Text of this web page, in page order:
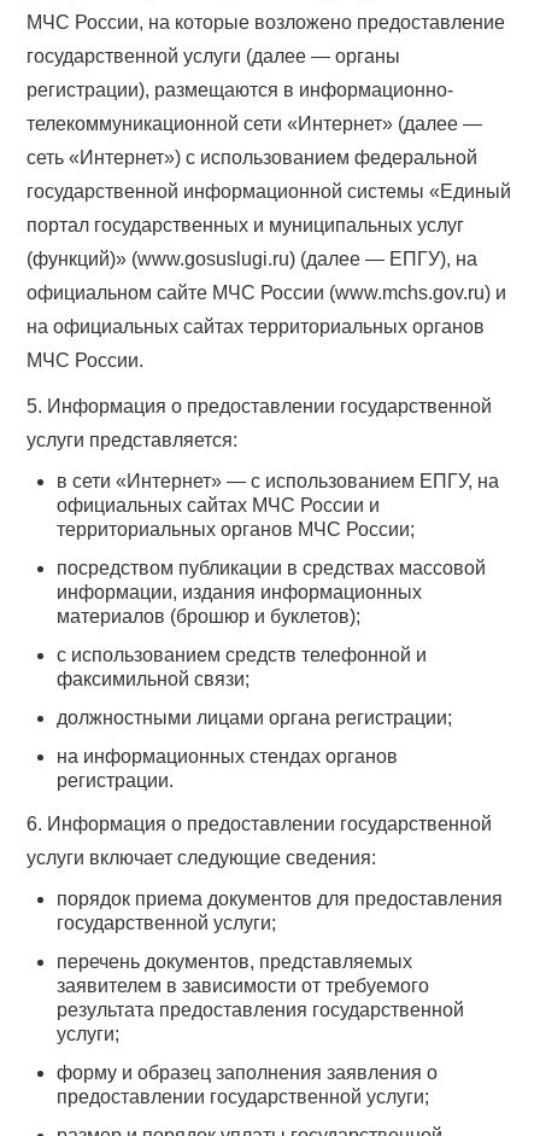
МЧС России, на которые возложено предоставление
государственной услуги (далее — органы
регистрации), размещаются в информационно-
телекоммуникационной сети «Интернет» (далее —
сеть «Интернет») с использованием федеральной
государственной информационной системы «Единый
портал государственных и муниципальных услуг
(функций)» (www.gosuslugi.ru) (далее — ЕПГУ), на
официальном сайте МЧС России (www.mchs.gov.ru) и
на официальных сайтах территориальных органов
МЧС России.
5. Информация о предоставлении государственной
услуги представляется:
в сети «Интернет» — с использованием ЕПГУ, на
официальных сайтах МЧС России и
территориальных органов МЧС России;
посредством публикации в средствах массовой
информации, издания информационных
материалов (брошюр и буклетов);
с использованием средств телефонной и
факсимильной связи;
должностными лицами органа регистрации;
на информационных стендах органов
регистрации.
6. Информация о предоставлении государственной
услуги включает следующие сведения:
порядок приема документов для предоставления
государственной услуги;
перечень документов, представляемых
заявителем в зависимости от требуемого
результата предоставления государственной
услуги;
форму и образец заполнения заявления о
предоставлении государственной услуги;